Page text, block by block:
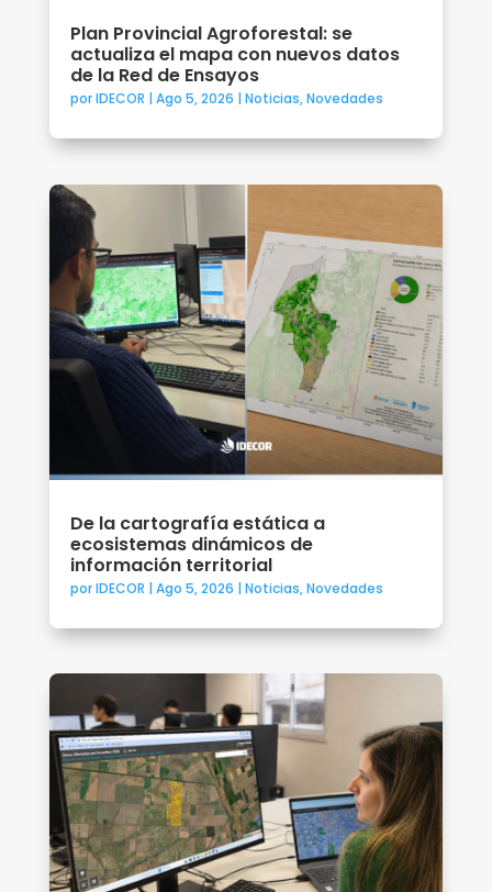
Plan Provincial Agroforestal: se
actualiza el mapa con nuevos datos
de la Red de Ensayos
porIDECOR | Ago 5, 2026 | Noticias,Novedades
De la cartografía estática a
ecosistemas dinámicos de
información territorial
porIDECOR | Ago 5, 2026 | Noticias,Novedades